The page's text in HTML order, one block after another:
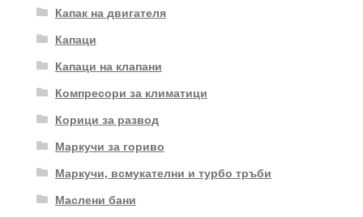
Капак на двигателя
Капаци
Капаци на клапани
Компресори за климатици
Корици за развод
Маркучи за гориво
Маркучи, всмукателни и турбо тръби
Маслени бани